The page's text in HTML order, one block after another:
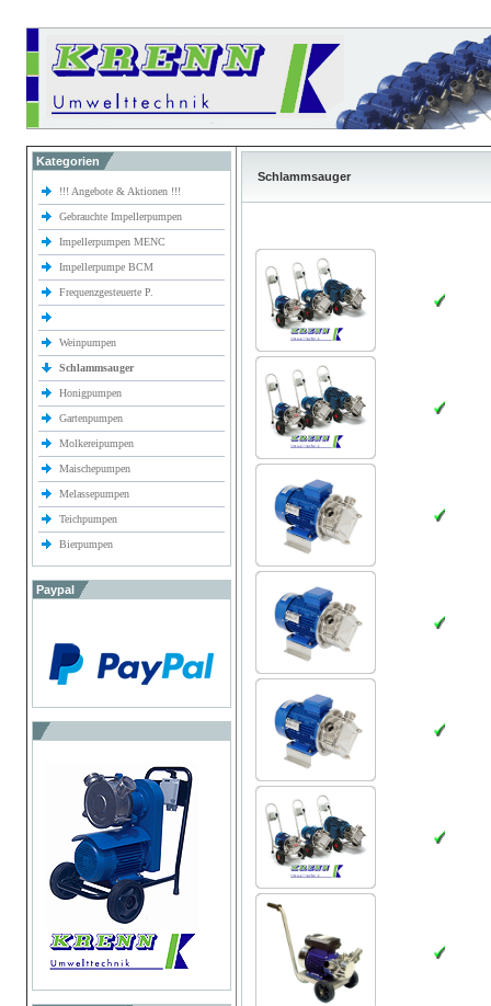
Kategorien
!!! Angebote & Aktionen !!!
Gebrauchte Impellerpumpen
Impellerpumpen MENC
Impellerpumpe BCM
Frequenzgesteuerte P.
Weinpumpen
Schlammsauger
Honigpumpen
Gartenpumpen
Molkereipumpen
Maischepumpen
Melassepumpen
Teichpumpen
Bierpumpen
Paypal
Schlammsauger